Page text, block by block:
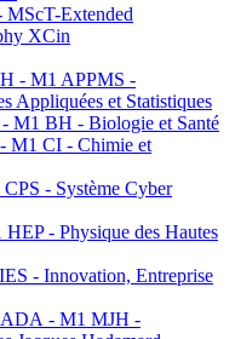
Extended
XCin
- M1 APPMS -
Appliquées et Statistiques
M1 BH - Biologie et Santé
M1 CI - Chimie et
- Système Cyber
- Physique des Hautes
- Innovation, Entreprise
- M1 MJH -